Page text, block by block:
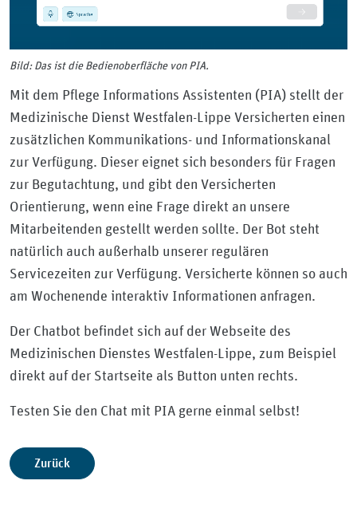
Bild: Das ist die Bedienoberfläche von PIA.
Mit dem Pflege Informations Assistenten (PIA) stellt der
Medizinische Dienst Westfalen-Lippe Versicherten einen
zusätzlichen Kommunikations- und Informationskanal
zur Verfügung. Dieser eignet sich besonders für Fragen
zur Begutachtung, und gibt den Versicherten
Orientierung, wenn eine Frage direkt an unsere
Mitarbeitenden gestellt werden sollte. Der Bot steht
natürlich auch außerhalb unserer regulären
Servicezeiten zur Verfügung. Versicherte können so auch
am Wochenende interaktiv Informationen anfragen.
Der Chatbot befindet sich auf der Webseite des
Medizinischen Dienstes Westfalen-Lippe, zum Beispiel
direkt auf der Startseite als Button unten rechts.
Testen Sie den Chat mit PIA gerne einmal selbst!
Zurück